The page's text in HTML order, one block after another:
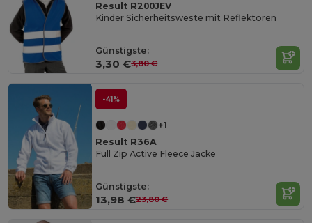
Result R200JEV
Kinder Sicherheitsweste mit Reflektoren
Günstigste:
3,30 €3,80 €
-41%
+1
Result R36A
Full Zip Active Fleece Jacke
Günstigste:
13,98 €23,80 €